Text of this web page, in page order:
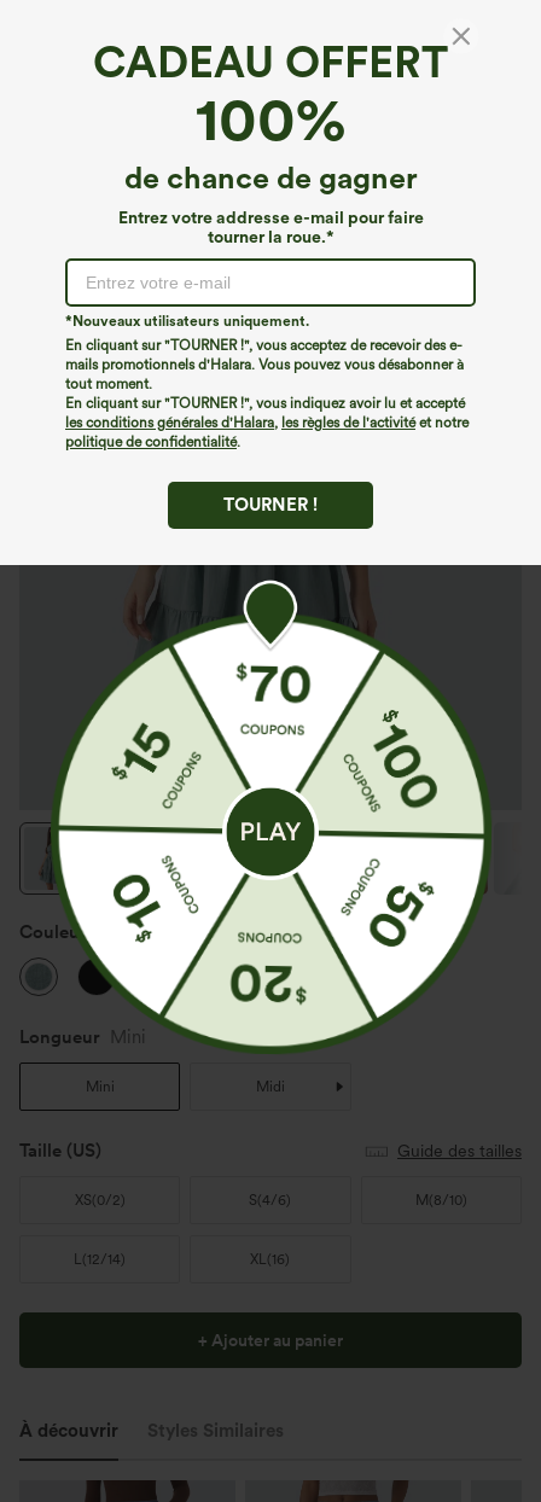
CADEAU OFFERT
100%
de chance de gagner
Entrez votre addresse e-mail pour faire
tourner la roue.*
*Nouveaux utilisateurs uniquement.
En cliquant sur "TOURNER !", vous acceptez de recevoir des e-
mails promotionnels d'Halara. Vous pouvez vous désabonner à
tout moment.
En cliquant sur "TOURNER !", vous indiquez avoir lu et accepté
les conditions générales d'Halara, les règles de l'activitéet notre
politique de confidentialité.
TOURNER !
Robe mini fluide style paysanne à nouer
devant, effet lin, nuisette décontractée
Couleur Silverwood Sage
Longueur Mini
Mini Midi
Taille (US) Guide des tailles
XS(0/2) S(4/6) M (8/10)
L(12/14) XL(16)
+ Ajouter au panier
À découvrir Styles Similaires